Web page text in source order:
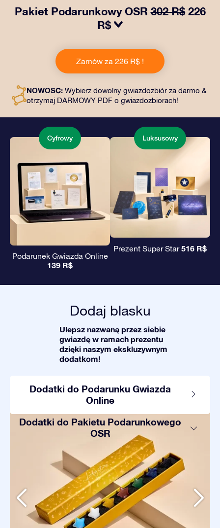
Pakiet Podarunkowy OSR302 R$ 226
R$
naszemu OSR Gift Pack! Ten zestaw obejmuje piękną
kopertę i spersonalizowane dokumenty wysłane na
wybrany adres, a także dokumenty cyfrowe i bezpłatny
podarowanie wiecznego prezentu przyjaciołom i
bliskim.
Zamów za 226 R$ !
NOWOŚĆ: Wybierz dowolny gwiazdozbiór za darmo &
otrzymaj DARMOWY PDF o gwiazdozbiorach!
Cyfrowy
Podarunek Gwiazda Online
139 R$
Luksusowy
Prezent Super Star516 R$
Dodaj blasku
Ulepsz nazwaną przez siebie
gwiazdę w ramach prezentu
dzięki naszym ekskluzywnym
dodatkom!
Dodatki do Podarunku Gwiazda
Online
Dodatki do Pakietu Podarunkowego
OSR